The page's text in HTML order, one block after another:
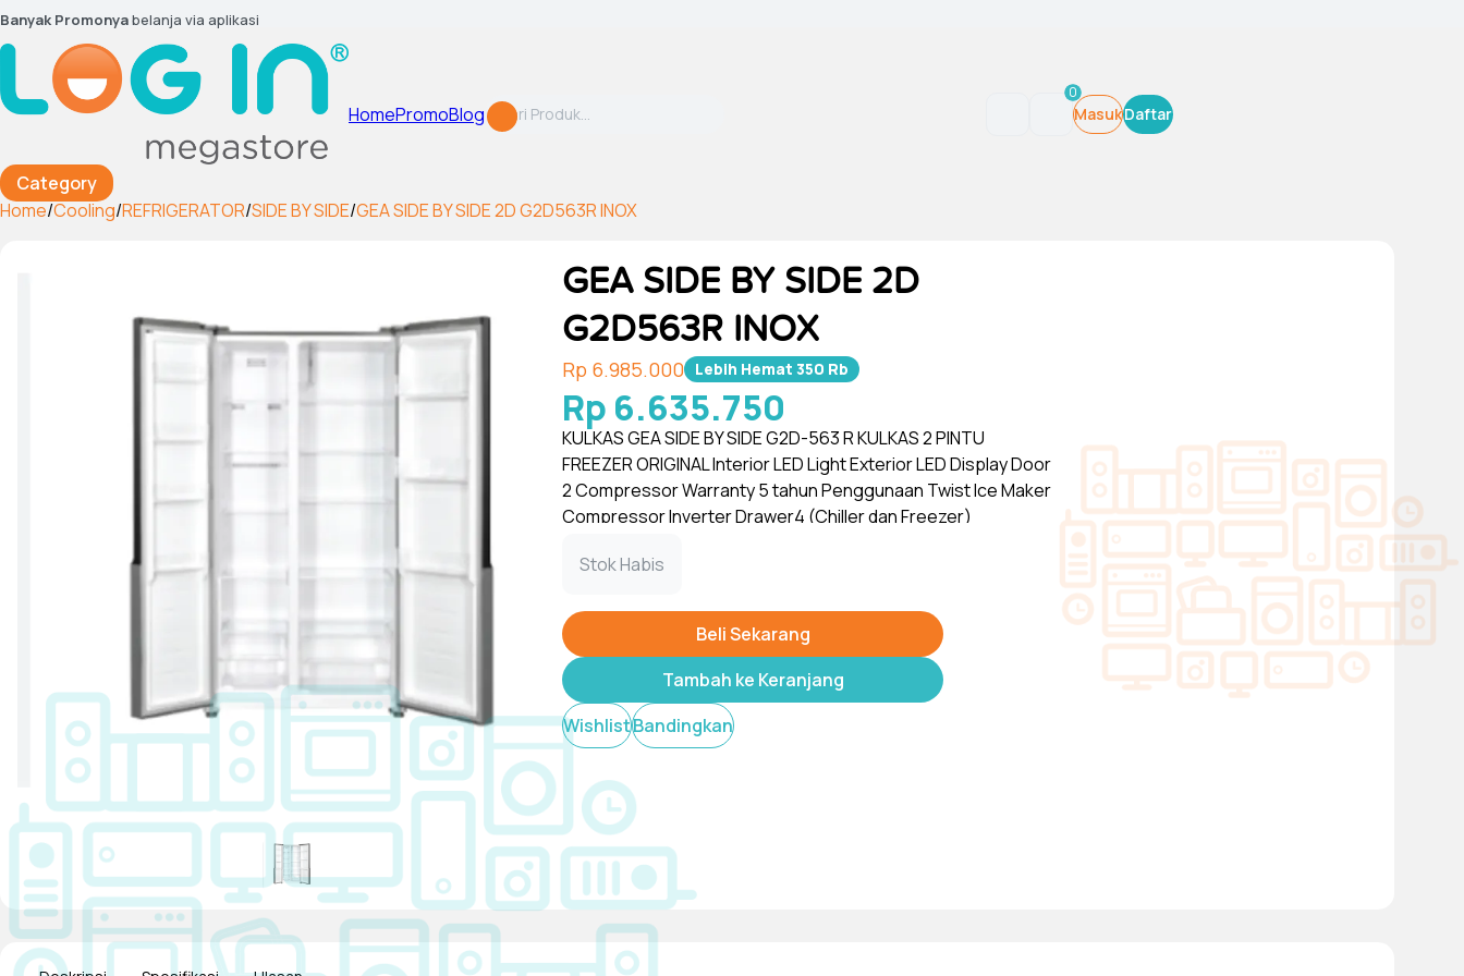
Banyak Promonyabelanja via aplikasi
Category
HomePromoBlog
0
MasukDaftar
Home/Cooling/REFRIGERATOR/SIDE BY SIDE/GEA SIDE BY SIDE 2D G2D563R INOX
GEA SIDE BY SIDE 2D
G2D563R INOX
Rp 6.985.000 Lebih Hemat 350 Rb
Rp 6.635.750
KULKAS GEA SIDE BY SIDE G2D-563 R KULKAS 2 PINTU
FREEZER ORIGINAL Interior LED Light Exterior LED Display Door
2 Compressor Warranty 5 tahun Penggunaan Twist Ice Maker
Compressor Inverter Drawer4 (Chiller dan Freezer)
Stok Habis
Beli Sekarang
Tambah ke Keranjang
WishlistBandingkan